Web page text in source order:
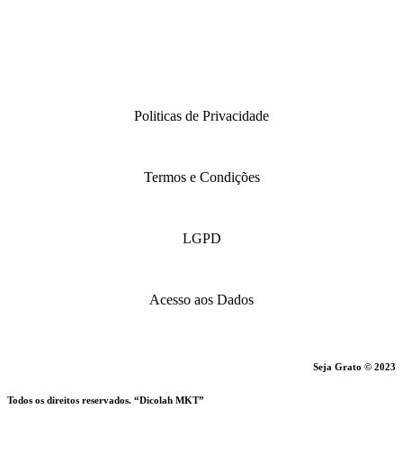
Politicas de Privacidade
Termos e Condições
LGPD
Acesso aos Dados
Seja Grato © 2023
Todos os direitos reservados. “Dicolah MKT”